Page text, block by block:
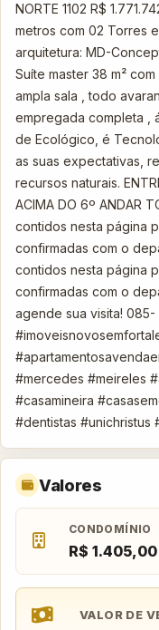
NORTE 1102 R$
metros com 02 Torres
arquitetura: MD-
Suíte master 38 m²
ampla sala , todo
empregada completa ,
de Ecológico, é
as suas expectativas,
recursos naturais.
ACIMA DO 6º ANDAR
contidos nesta página
confirmadas com o
contidos nesta página
confirmadas com o
agende sua visita!
#mercedes #meireles
#casamineira
#dentistas #unichristus
Valores
CONDOMÍNIO
R$ 1.405,00
VALOR DE